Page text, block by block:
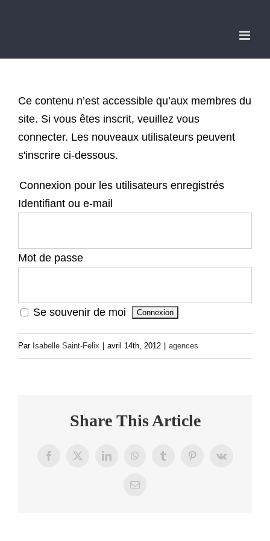
Ce contenu n’est accessible qu’aux membres du
site. Si vous êtes inscrit, veuillez vous
connecter. Les nouveaux utilisateurs peuvent
s'inscrire ci-dessous.
Connexion pour les utilisateurs enregistrés
Identifiant ou e-mail
Mot de passe
Se souvenir de moi
Par Isabelle Saint-Felix | avril 14th, 2012 | agences
Share This Article
Facebook
X LinkedInWhatsAppTumblrPinterestVk
Email